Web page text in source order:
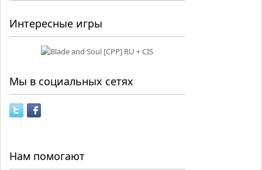
Интересные игры
Мы в социальных сетях
Нам помогают